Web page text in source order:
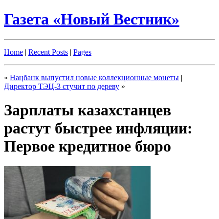
Газета «Новый Вестник»
Home | Recent Posts | Pages
« Нацбанк выпустил новые коллекционные монеты |
Директор ТЭЦ-3 стучит по дереву »
Зарплаты казахстанцев
растут быстрее инфляции:
Первое кредитное бюро